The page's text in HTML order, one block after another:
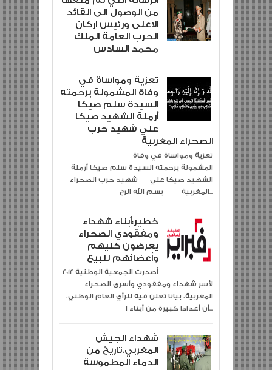
من الوصول الى القائد
الاعلى ورئيس اركان
الحرب العامة الملك
محمد السادس
تعزية ومواساة في
وفاة المشمولة برحمته
السيدة سلم صيكا
أرملة الشهيد صيكا
علي شهيد حرب
الصحراء المغربية
المشمولة برحمته السيدة سلم صيكا أرملة
الشهيد صيكا علي شهيد حرب الصحراء
المغربية بسم الله الرح...
خطير:أبناء شهداء
ومفقودي الصحراء
يعرضون كليهم
وأعضائهم للبيع
2012 أصدرت الجمعية الوطنية
لأسر شهداء ومفقودي وأسرى الصحراء
المغربية، بيانا تعلن فيه للرأي العام الوطني،
أن أعدادا كبيرة من أبناء ا...
شهداء الجيش
المغربي،تاريخ من
الدماء المطموسة